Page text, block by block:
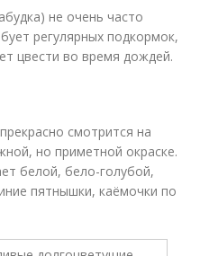
не очень часто
регулярных подкормок,
цвести во время дождей.
смотрится на
но приметной окраске.
белой, бело-голубой,
пятнышки, каёмочки по